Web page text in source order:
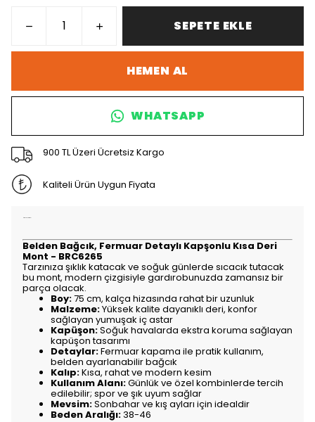
SEPETE EKLE
HEMEN AL
WHATSAPP
900 TL Üzeri Ücretsiz Kargo
Kaliteli Ürün Uygun Fiyata
Belden Bağcık, Fermuar Detaylı Kapşonlu Kısa Deri
Mont - BRC6265
Tarzınıza şıklık katacak ve soğuk günlerde sıcacık tutacak
bu mont, modern çizgisiyle gardırobunuzda zamansız bir
parça olacak.
Boy:75 cm, kalça hizasında rahat bir uzunluk
Malzeme:Yüksek kalite dayanıklı deri, konfor
sağlayan yumuşak iç astar
Kapüşon:Soğuk havalarda ekstra koruma sağlayan
kapüşon tasarımı
Detaylar:Fermuar kapama ile pratik kullanım,
belden ayarlanabilir bağcık
Kalıp:Kısa, rahat ve modern kesim
Kullanım Alanı:Günlük ve özel kombinlerde tercih
edilebilir; spor ve şık uyum sağlar
Mevsim:Sonbahar ve kış ayları için idealdir
Beden Aralığı:38-46